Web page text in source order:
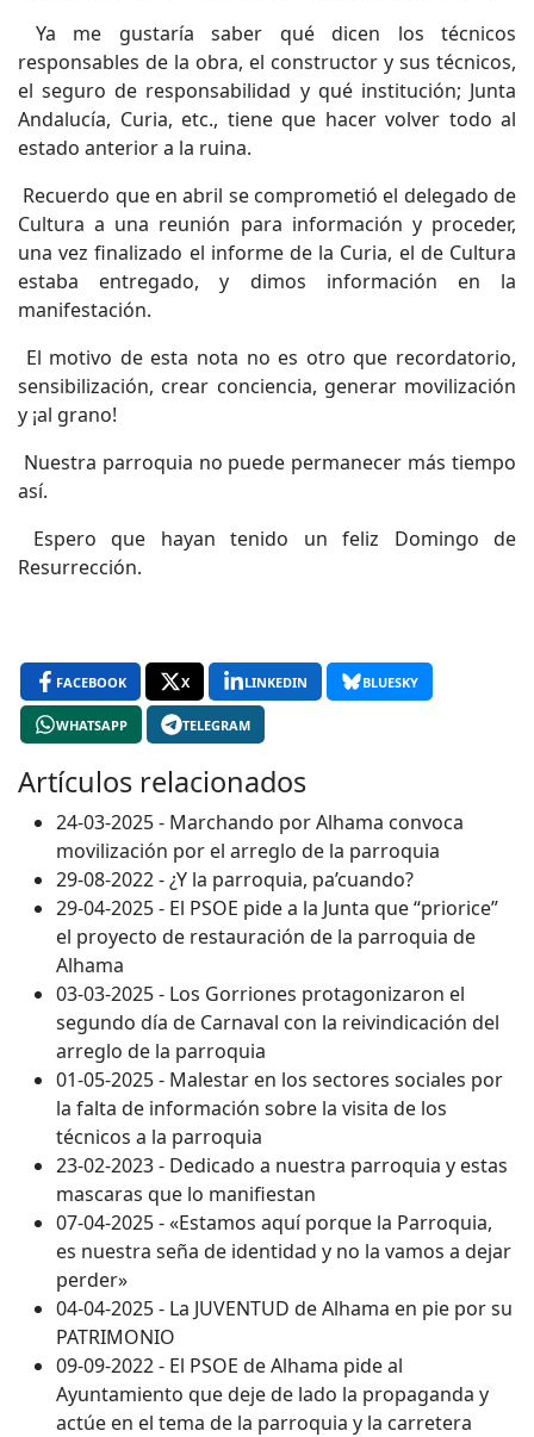
Ya me gustaría saber qué dicen los técnicos
responsables de la obra, el constructor y sus técnicos,
el seguro de responsabilidad y qué institución; Junta
Andalucía, Curia, etc., tiene que hacer volver todo al
estado anterior a la ruina.
Recuerdo que en abril se comprometió el delegado de
Cultura a una reunión para información y proceder,
una vez finalizado el informe de la Curia, el de Cultura
estaba entregado, y dimos información en la
manifestación.
El motivo de esta nota no es otro que recordatorio,
sensibilización, crear conciencia, generar movilización
y ¡al grano!
Nuestra parroquia no puede permanecer más tiempo
así.
Espero que hayan tenido un feliz Domingo de
Resurrección.
FACEBOOK X LINKEDIN BLUESKY
WHATSAPP TELEGRAM
Artículos relacionados
24-03-2025 - Marchando por Alhama convoca
movilización por el arreglo de la parroquia
29-08-2022 - ¿Y la parroquia, pa’cuando?
29-04-2025 - El PSOE pide a la Junta que “priorice”
el proyecto de restauración de la parroquia de
Alhama
03-03-2025 - Los Gorriones protagonizaron el
segundo día de Carnaval con la reivindicación del
arreglo de la parroquia
01-05-2025 - Malestar en los sectores sociales por
la falta de información sobre la visita de los
técnicos a la parroquia
23-02-2023 - Dedicado a nuestra parroquia y estas
mascaras que lo manifiestan
07-04-2025 - «Estamos aquí porque la Parroquia,
es nuestra seña de identidad y no la vamos a dejar
perder»
04-04-2025 - La JUVENTUD de Alhama en pie por su
PATRIMONIO
09-09-2022 - El PSOE de Alhama pide al
Ayuntamiento que deje de lado la propaganda y
actúe en el tema de la parroquia y la carretera